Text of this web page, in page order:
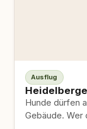
Ausflug
Hunde dürfen
Gebäude. Wer